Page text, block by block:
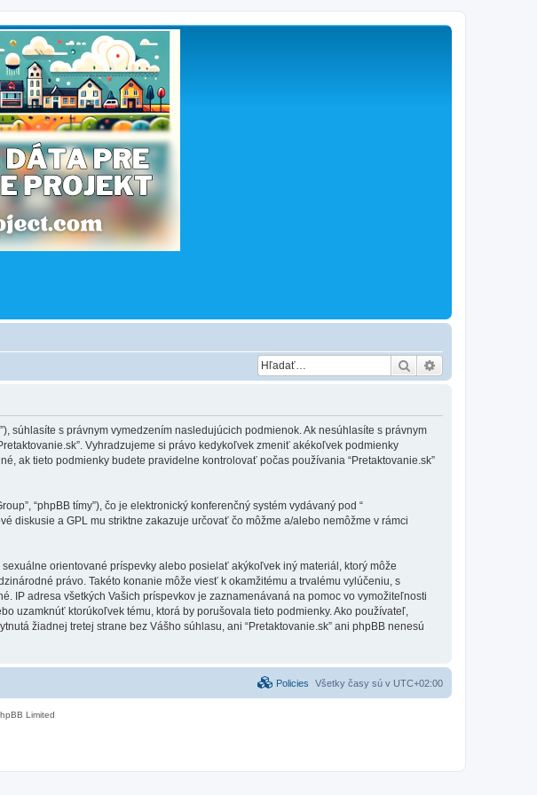
Hľadať
súhlasíte s právnym vymedzením nasledujúcich podmienok. Ak nesúhlasíte s právnym
Vyhradzujeme si právo kedykoľvek zmeniť akékoľvek podmienky
ak tieto podmienky budete pravidelne kontrolovať počas používania “Pretaktovanie.sk”
“phpBB tímy”), čo je elektronický konferenčný systém vydávaný pod “
diskusie a GPL mu striktne zakazuje určovať čo môžme a/alebo nemôžme v rámci
orientované príspevky alebo posielať akýkoľvek iný materiál, ktorý môže
právo. Takéto konanie môže viesť k okamžitému a trvalému vylúčeniu, s
IP adresa všetkých Vašich príspevkov je zaznamenávaná na pomoc vo vymožiteľnosti
uzamknúť ktorúkoľvek tému, ktorá by porušovala tieto podmienky. Ako používateľ,
žiadnej tretej strane bez Vášho súhlasu, ani “Pretaktovanie.sk” ani phpBB nenesú
Všetky časy sú v UTC+02:00
Policies
Limited